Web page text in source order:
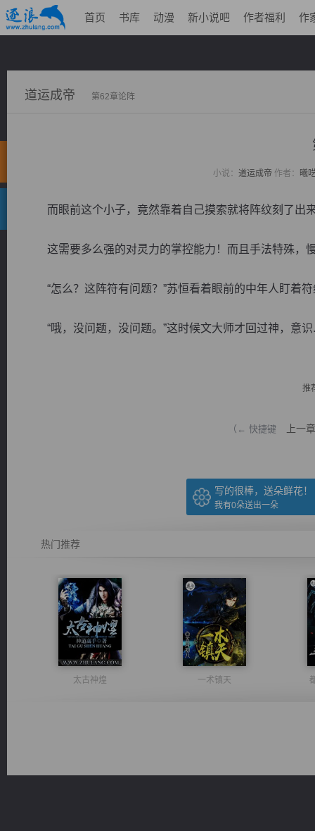
首页 书库 动漫 新小说吧 作者福利 作
道运成帝 第62章论阵
小说： 道运成帝 作者： 曦
而眼前这个小子，竟然靠着自己摸索就将阵纹刻了出
这需要多么强的对灵力的掌控能力！而且手法特殊，
“怎么？这阵符有问题？”苏恒看着眼前的中年人盯着符
“哦，没问题，没问题。”这时候文大师才回过神，意识
推
（← 快捷键 上一章
写的很棒，送朵鲜花！
我有0朵送出一朵
热门推荐
太古神煌 一术镇天